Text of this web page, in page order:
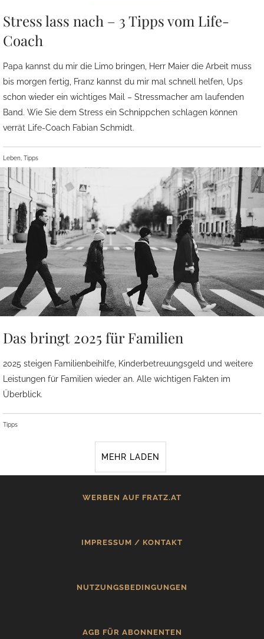
Stress lass nach – 3 Tipps vom Life-
Coach
Papa kannst du mir die Limo bringen, Herr Maier die Arbeit muss
bis morgen fertig, Franz kannst du mir mal schnell helfen, Ups
schon wieder ein wichtiges Mail – Stressmacher am laufenden
Band. Wie Sie dem Stress ein Schnippchen schlagen können
verrät Life-Coach Fabian Schmidt.
Leben, Tipps
Das bringt 2025 für Familien
2025 steigen Familienbeihilfe, Kinderbetreuungsgeld und weitere
Leistungen für Familien wieder an. Alle wichtigen Fakten im
Überblick.
Tipps
MEHR LADEN
WERBEN AUF FRATZ.AT
IMPRESSUM / KONTAKT
NUTZUNGSBEDINGUNGEN
AGB FÜR ABONNENTEN